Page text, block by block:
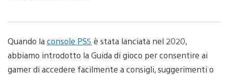
Quando la console PS5 è stata lanciata nel 2020,
abbiamo introdotto la Guida di gioco per consentire ai
gamer di accedere facilmente a consigli, suggerimenti o